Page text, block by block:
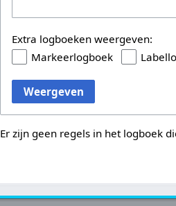
Extra logboeken weergeven:
Markeerlogboek
Weergeven
Er zijn geen regels in het logboek